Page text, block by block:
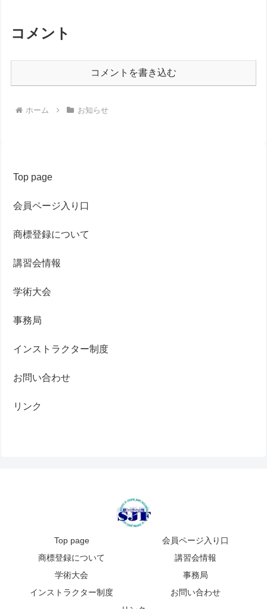
コメント
コメントを書き込む
ホーム お知らせ
Top page
会員ページ入り口
商標登録について
講習会情報
学術大会
事務局
インストラクター制度
お問い合わせ
リンク
Top page
会員ページ入り口
商標登録について
講習会情報
学術大会
事務局
インストラクター制度
お問い合わせ